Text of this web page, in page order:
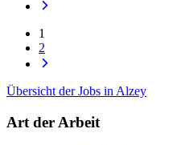
1
2
Übersicht der Jobs in Alzey
Art der Arbeit